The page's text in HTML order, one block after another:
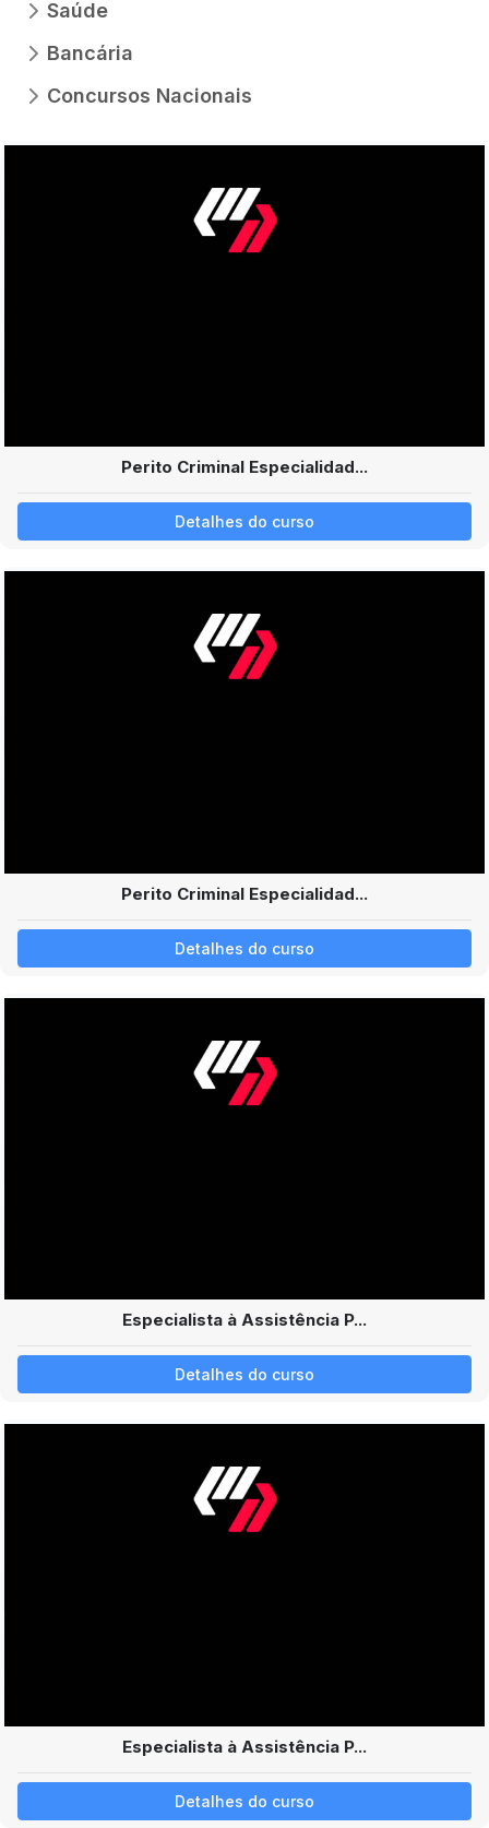
Saúde
Bancária
Concursos Nacionais
Perito Criminal Especialidad...
Detalhes do curso
Perito Criminal Especialidad...
Detalhes do curso
Especialista à Assistência P...
Detalhes do curso
Especialista à Assistência P...
Detalhes do curso